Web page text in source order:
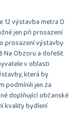
12 výstavba metra D
jen při prosazení
prosazení výstavby
Na Obzoru a dořešit
v oblasti
která by
podmínili jen za
doplňující občanské
kvality bydlení